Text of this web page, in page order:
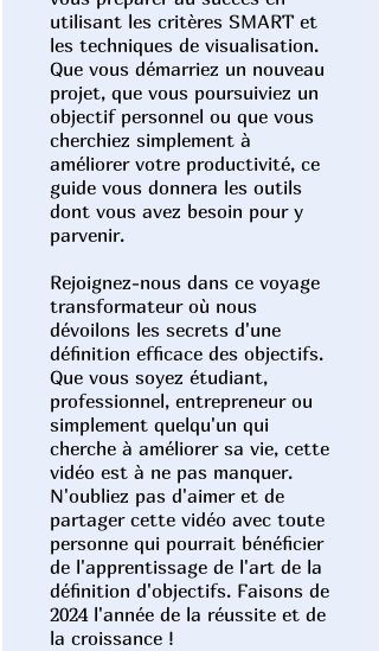
utilisant les critères SMART et
les techniques de visualisation.
Que vous démarriez un nouveau
projet, que vous poursuiviez un
objectif personnel ou que vous
cherchiez simplement à
améliorer votre productivité, ce
guide vous donnera les outils
dont vous avez besoin pour y
parvenir.
Rejoignez-nous dans ce voyage
transformateur où nous
dévoilons les secrets d'une
définition efficace des objectifs.
Que vous soyez étudiant,
professionnel, entrepreneur ou
simplement quelqu'un qui
cherche à améliorer sa vie, cette
vidéo est à ne pas manquer.
N'oubliez pas d'aimer et de
partager cette vidéo avec toute
personne qui pourrait bénéficier
de l'apprentissage de l'art de la
définition d'objectifs. Faisons de
2024 l'année de la réussite et de
la croissance !